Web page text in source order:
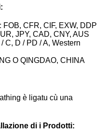
CFR, CIF, EXW, DDP
JPY, CAD, CNY, AUS
C, D / PD / A, Western
O QINGDAO, CHINA
è ligatu cù una
di i Prodotti: